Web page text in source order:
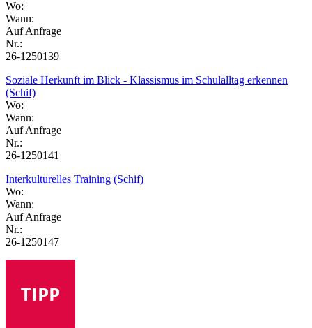
Wo:
Wann:
Auf Anfrage
Nr.:
26-1250139
Soziale Herkunft im Blick - Klassismus im Schulalltag erkennen
(Schif)
Wo:
Wann:
Auf Anfrage
Nr.:
26-1250141
Interkulturelles Training (Schif)
Wo:
Wann:
Auf Anfrage
Nr.:
26-1250147